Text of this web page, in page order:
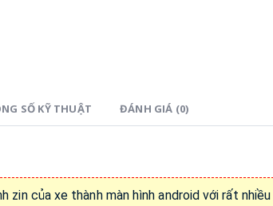
SỐ KỸ THUẬT ĐÁNH GIÁ (0)
zin của xe thành màn hình android với rất